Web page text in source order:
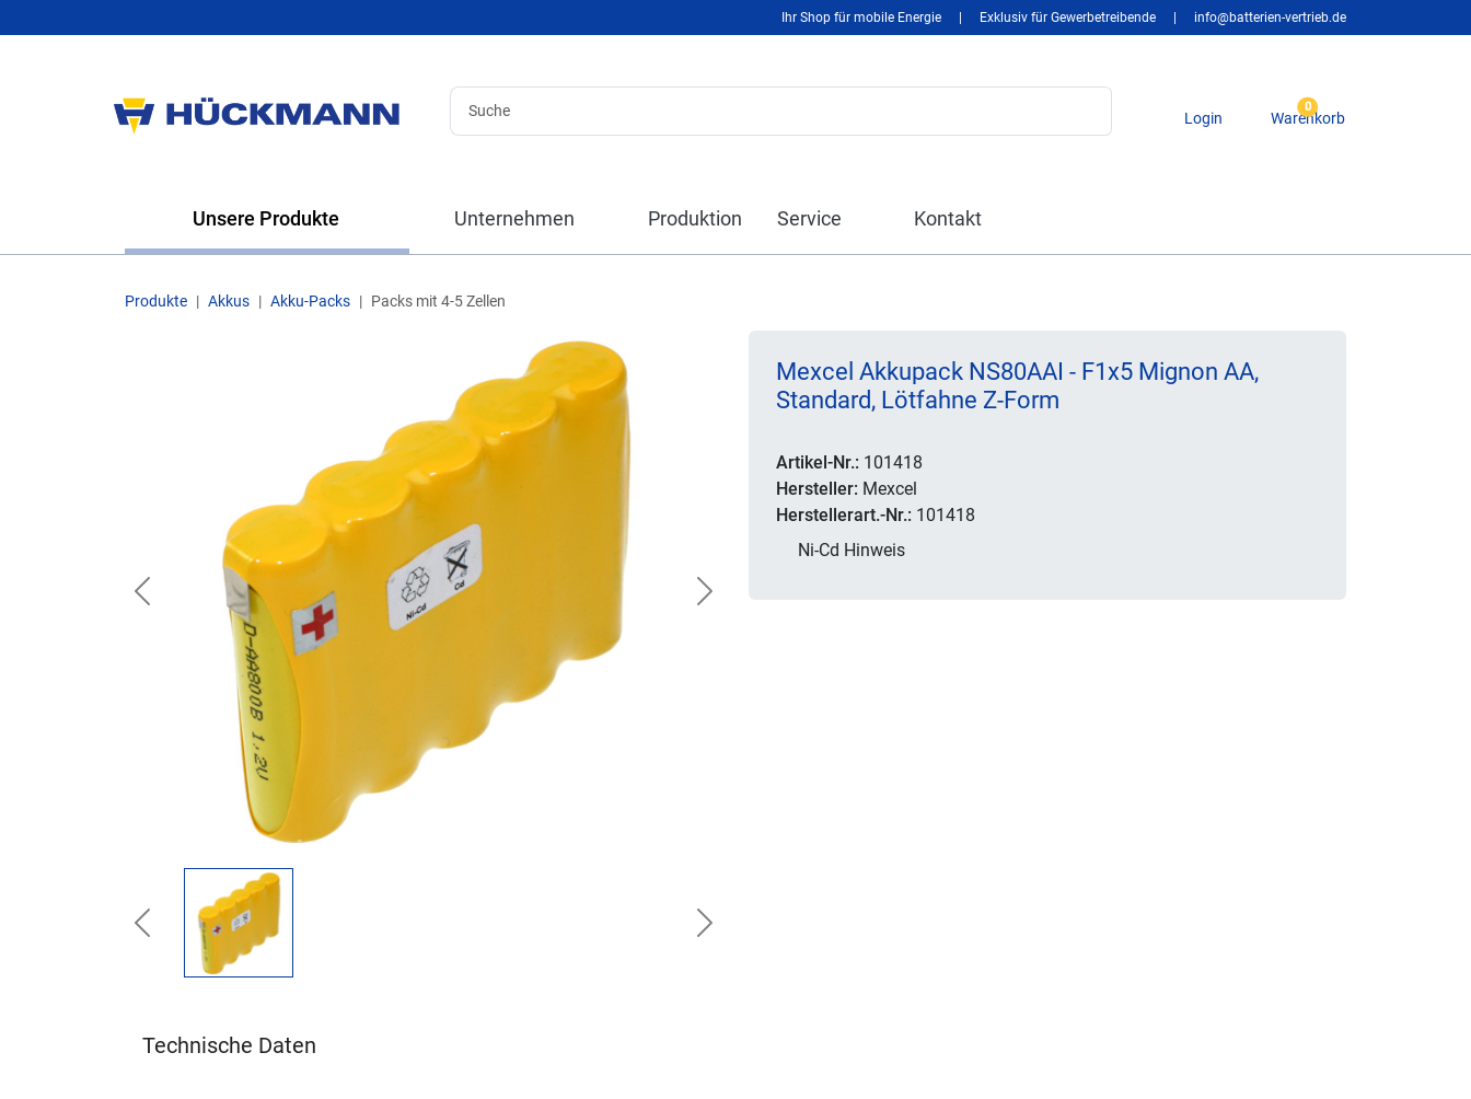
Ihr Shop für mobile Energie Exklusiv für Gewerbetreibende info@batterien-vertrieb.de
Login
0
Warenkorb
Unsere Produkte Unternehmen Produktion Service Kontakt
Produkte Akkus Akku-Packs Packs mit 4-5 Zellen
Previous Next
Previous Next
Mexcel Akkupack NS80AAI - F1x5 Mignon AA,
Standard, Lötfahne Z-Form
Artikel-Nr.: 101418
Hersteller: Mexcel
Herstellerart.-Nr.: 101418
Ni-Cd Hinweis
Technische Daten